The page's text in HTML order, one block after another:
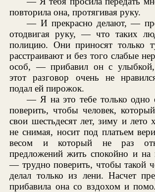
повторила она, протягивая руку.
— И прекрасно делают, —
отодвигая руку, — что таких
полицию. Они приносят только
расстраивают и без того слабые
особ, — прибавил он с улыбкой,
этот разговор очень не
подал ей пирожок.
— Я на это тебе только одно
поверить, чтобы человек,
свои шестьдесят лет, зиму и лето
не снимая, носит под платьем
весом и который не раз
предложений жить спокойно и на
— трудно поверить, чтобы такой
делал только из лени. Насчет
прибавила она со вздохом и